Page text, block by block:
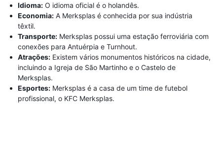
Idioma: O idioma oficial é o holandês.
Economia: A Merksplas é conhecida por sua indústria
têxtil.
Transporte: Merksplas possui uma estação ferroviária com
conexões para Antuérpia e Turnhout.
Atrações: Existem vários monumentos históricos na cidade,
incluindo a Igreja de São Martinho e o Castelo de
Merksplas.
Esportes: Merksplas é a casa de um time de futebol
profissional, o KFC Merksplas.